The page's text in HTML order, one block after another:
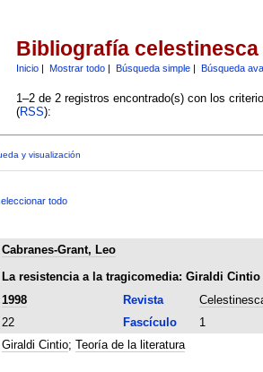
Bibliografía celestinesca
Inicio| Mostrar todo| Búsqueda simple| Búsqueda
1–2 de 2 registros encontrado(s) con los
(RSS):
y visualización
todo
Cabranes-Grant, Leo
La resistencia a la tragicomedia: Giraldi
1998 Revista
22 Fascículo
1
Giraldi Cintio; Teoría de la literatura